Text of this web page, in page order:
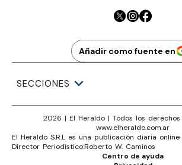
Añadir como fuente en
SECCIONES
2026 | El Heraldo | Todos los
www.elheraldo.com.ar
El Heraldo S.R.L es una publicación diaria online·
Director Periodístico:Roberto W. Caminos
Centro de ayuda